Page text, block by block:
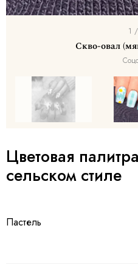
5
1
Скво-овал
e
m
o
Цветовая
сельском стиле
Пастель